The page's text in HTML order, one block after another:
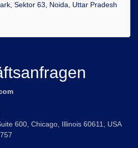
Sektor 63, Noida, Uttar Pradesh
600, Chicago, Illinois 60611, USA